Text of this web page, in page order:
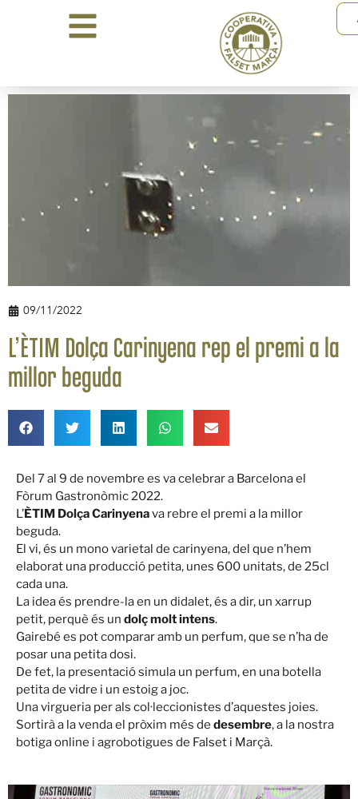
09/11/2022
L’ÈTIM Dolça Carinyena rep el premi a la
millor beguda
Del 7 al 9 de novembre es va celebrar a Barcelona el
Fòrum Gastronòmic 2022.
L’ÈTIM Dolça Carinyenava rebre el premi a la millor
beguda.
El vi, és un mono varietal de carinyena, del que n’hem
elaborat una producció petita, unes 600 unitats, de 25cl
cada una.
La idea és prendre-la en un didalet, és a dir, un xarrup
petit, perquè és un dolç molt intens.
Gairebé es pot comparar amb un perfum, que se n’ha de
posar una petita dosi.
De fet, la presentació simula un perfum, en una botella
petita de vidre i un estoig a joc.
Una virgueria per als col·leccionistes d’aquestes joies.
Sortirà a la venda el pròxim més de desembre, a la nostra
botiga online i agrobotigues de Falset i Marçà.